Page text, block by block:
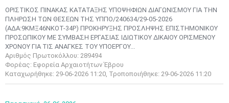
ΟΡΙΣΤΙΚΟΣ ΠΙΝΑΚΑΣ ΚΑΤΑΤΑΞΗΣ ΥΠΟΨΗΦΙΩΝ ΔΙΑΓΩΝΙΣΜΟΥ ΓΙΑ ΤΗΝ
ΠΛΗΡΩΣΗ ΤΩΝ ΘΕΣΕΩΝ ΤΗΣ ΥΠΠΟ/240634/29-05-2026
(ΑΔΑ:9ΚΜΞ46ΝΚΟΤ-34Ρ) ΠΡΟΚΗΡΥΞΗΣ ΠΡΟΣΛΗΨΗΣ ΕΠΙΣΤΗΜΟΝΙΚΟΥ
ΠΡΟΣΩΠΙΚΟΥ ΜΕ ΣΥΜΒΑΣΗ ΕΡΓΑΣΙΑΣ ΙΔΙΩΤΙΚΟΥ ΔΙΚΑΙΟΥ ΟΡΙΣΜΕΝΟΥ
ΧΡΟΝΟΥ ΓΙΑ ΤΙΣ ΑΝΑΓΚΕΣ ΤΟΥ ΥΠΟΕΡΓΟΥ...
Αριθμός Πρωτοκόλλου: 289494
Φορέας: Εφορεία Αρχαιοτήτων Έβρου
Καταχωρήθηκε: 29-06-2026 11:20, Τροποποιήθηκε: 29-06-2026 11:20